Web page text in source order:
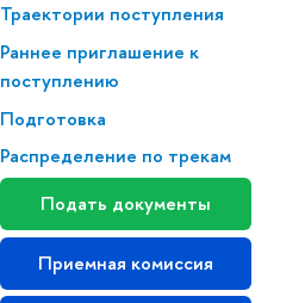
Траектории поступления
Раннее приглашение к
поступлению
Подготовка
Распределение по трекам
Подать документы
Приемная комиссия